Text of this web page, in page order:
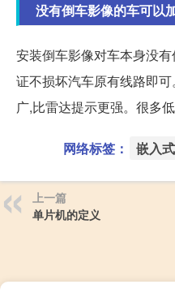
没有倒车影像的车可以
安装倒车影像对车本身没
证不损坏汽车原有线路即
广,比雷达提示更强。很多低
网络标签： 嵌入式
上一篇
单片机的定义